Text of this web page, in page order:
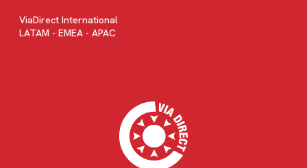
ViaDirect International
LATAM - EMEA - APAC